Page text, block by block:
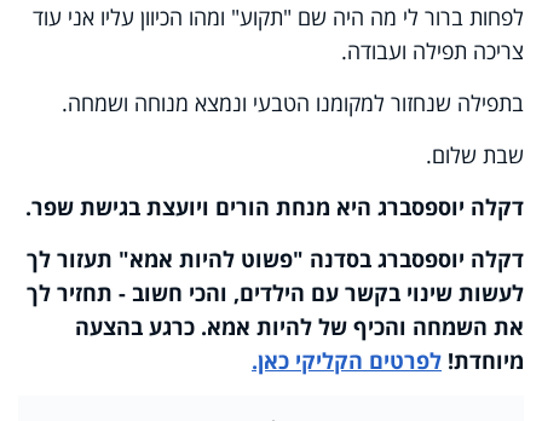
לפחות ברור לי מה היה שם "תקוע" ומהו הכיוון עליו אני עוד
צריכה תפילה ועבודה.
בתפילה שנחזור למקומנו הטבעי ונמצא מנוחה ושמחה.
שבת שלום.
דקלה יוספסברג היא מנחת הורים ויועצת בגישת שפר.
דקלה יוספסברג בסדנה "פשוט להיות אמא" תעזור לך
לעשות שינוי בקשר עם הילדים, והכי חשוב - תחזיר לך
את השמחה והכיף של להיות אמא. כרגע בהצעה
מיוחדת! לפרטים הקליקי כאן.